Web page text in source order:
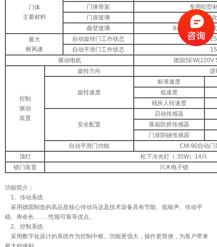
门体
主要材料
门体骨架
专用铝型
门扉玻璃
6㎜钢
曲壁玻璃
8㎜弯钢化玻璃
最大
耐风速
自动旋转门工作状态
自动平滑门工作状态
驱动电机
德国SEW(220V
控制
驱动
装置
旋转方向 逆
旋转速度
标准速度
低速度
残疾人转速度
安全配置
启动传感器
展箱防挤传感器
门扉防碰传感器
自动平滑门功能
CM-90自动门
顶灯
松下冷光灯（ 35W）14只
锁门装置
川木电子锁
功能简介：
1、传动系统
采用德国制造的高品质核心传动马达及技术设备具有节能、低噪声、传动平
稳、寿命长 …… 性能可靠等优点。
2、控制系统
采用数字化设计的系统作为控制中枢。功能更强大，操作更简便，为客户带来